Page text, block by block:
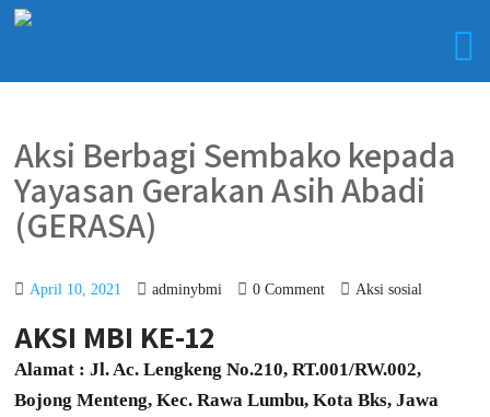
Aksi Berbagi Sembako kepada
Yayasan Gerakan Asih Abadi
(GERASA)
April 10, 2021 adminybmi 0 Comment Aksi sosial
AKSI MBI KE-12
Alamat : Jl. Ac. Lengkeng No.210, RT.001/RW.002,
Bojong Menteng, Kec. Rawa Lumbu, Kota Bks, Jawa